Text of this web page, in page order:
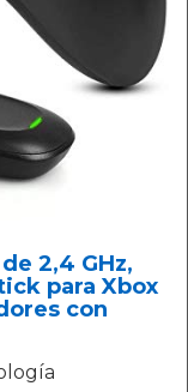
2,4 GHz,
para Xbox
con